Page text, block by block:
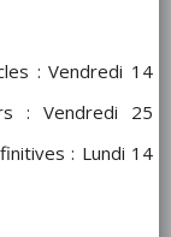
: Vendredi 14
: Vendredi 25
: Lundi 14